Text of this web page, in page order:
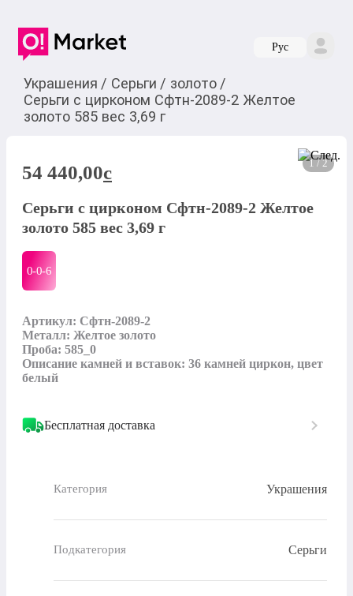
Руc
Украшения / Серьги / золото /
Серьги с цирконом Сфтн-2089-2 Желтое
золото 585 вес 3,69 г
1 / 2
54 440,00c
Серьги с цирконом Сфтн-2089-2 Желтое
золото 585 вес 3,69 г
0-0-6
Артикул: Сфтн-2089-2
Металл: Желтое золото
Проба: 585_0
Описание камней и вставок: 36 камней циркон, цвет
белый
Бесплатная доставка
Категория Украшения
Подкатегория Серьги